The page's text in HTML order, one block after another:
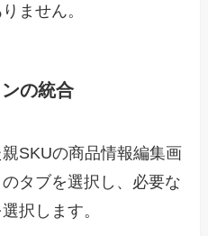
ません。
の統合
SKUの商品情報編集画
のタブを選択し、必要な
択します。